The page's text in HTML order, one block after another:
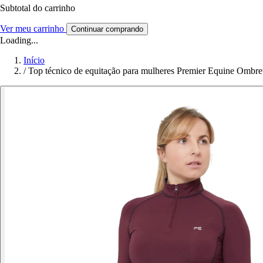
Subtotal do carrinho
Ver meu carrinho Continuar comprando
Loading...
Início
/ Top técnico de equitação para mulheres Premier Equine